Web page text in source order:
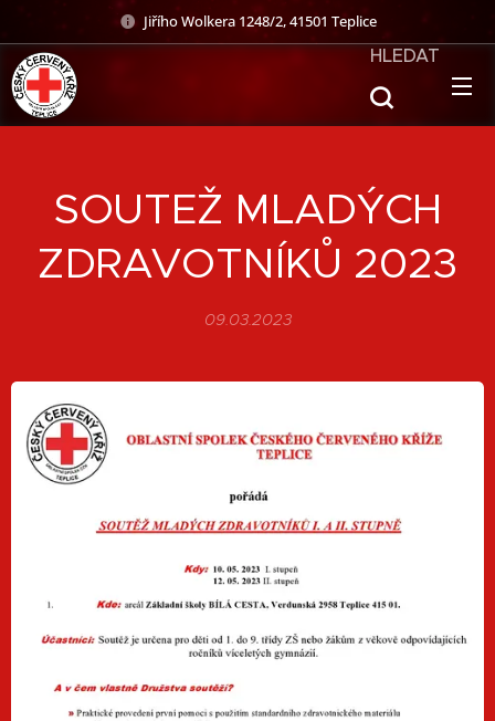
Jiřího Wolkera 1248/2, 41501 Teplice
HLEDAT
SOUTEŽ MLADÝCH
ZDRAVOTNÍKŮ 2023
09.03.2023